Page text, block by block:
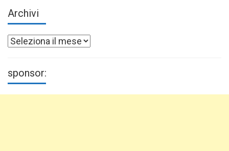
Archivi
Archivi
sponsor: